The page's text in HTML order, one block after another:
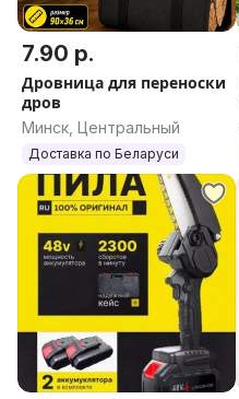
7.90 р.
Дровница для переноски
дров
Минск, Центральный
Доставка по Беларуси